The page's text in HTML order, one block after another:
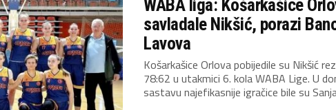
WABA liga: Košarkašice
savladale Nikšić, porazi
Lavova
Košarkašice Orlova pobijedile su Nikšić
78:62 u utakmici 6. kola WABA Lige. U
sastavu najefikasnije igračice bile su